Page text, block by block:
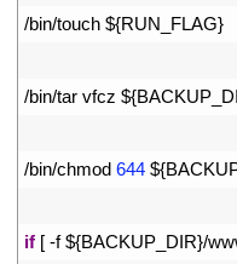
/bin/touch ${RUN_FLAG}
/bin/tar vfcz ${
/bin/chmod 644 ${
if [ -f ${BACKUP_DIR}/